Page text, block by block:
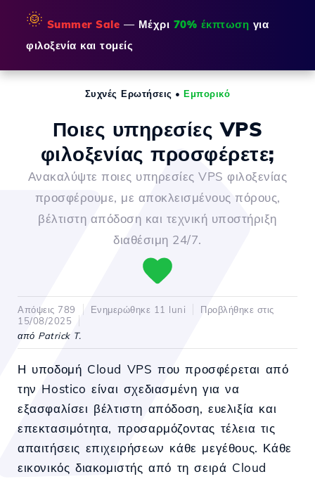
🌞 Summer Sale — Μέχρι 70% έκπτωση για
φιλοξενία και τομείς
Συχνές Ερωτήσεις •Εμπορικό
Ποιες υπηρεσίες VPS
φιλοξενίας προσφέρετε;
Ανακαλύψτε ποιες υπηρεσίες VPS φιλοξενίας
προσφέρουμε, με αποκλεισμένους πόρους,
βέλτιστη απόδοση και τεχνική υποστήριξη
διαθέσιμη 24/7.
Απόψεις 789 Ενημερώθηκε 11 luni
Προβλήθηκε στις
15/08/2025
από Patrick T.
Η υποδομή Cloud VPS που προσφέρεται από
την Hostico είναι σχεδιασμένη για να
εξασφαλίσει βέλτιστη απόδοση, ευελιξία και
επεκτασιμότητα, προσαρμόζοντας τέλεια τις
απαιτήσεις επιχειρήσεων κάθε μεγέθους. Κάθε
εικονικός διακομιστής από τη σειρά Cloud